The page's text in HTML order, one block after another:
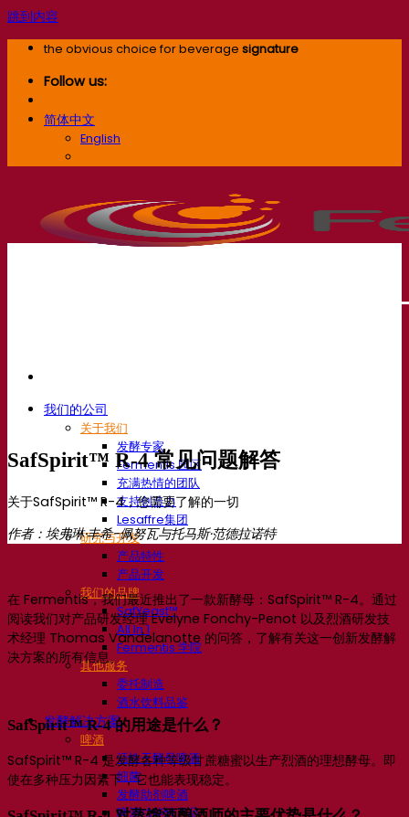
跳到内容
the obvious choice for beverage signature
Follow us:
简体中文
English
我们的公司
关于我们
发酵专家
Fermentis 园区
充满热情的团队
支持创造力
Lesaffre集团
研究与开发
产品特性
产品开发
我们的品牌
SafYeast™
All In 1
Fermentis 学院
其他服务
委托制造
酒水饮料品鉴
发酵解决方案
啤酒
活性干酵母啤酒
细菌
发酵助剂啤酒
啤酒功能性产品
SafSpirit™ R-4 常见问题解答
关于SafSpirit™ R-4，您需要了解的一切
作者：埃弗琳·丰希-佩努瓦与托马斯·范德拉诺特
在 Fermentis，我们最近推出了一款新酵母：SafSpirit™ R-4。通过
阅读我们对产品研发经理 Evelyne Fonchy-Penot 以及烈酒研发技
术经理 Thomas Vandelanotte 的问答，了解有关这一创新发酵解
决方案的所有信息。
SafSpirit™ R-4 的用途是什么？
SafSpirit™ R-4 是发酵各种等级甘蔗糖蜜以生产烈酒的理想酵母。即
使在多种压力因素下，它也能表现稳定。